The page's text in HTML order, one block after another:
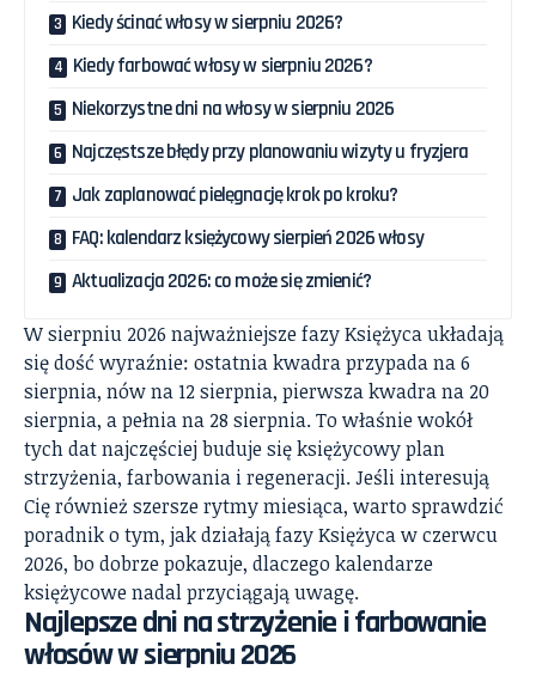
Kiedy ścinać włosy w sierpniu 2026?
Kiedy farbować włosy w sierpniu 2026?
Niekorzystne dni na włosy w sierpniu 2026
Najczęstsze błędy przy planowaniu wizyty u fryzjera
Jak zaplanować pielęgnację krok po kroku?
FAQ: kalendarz księżycowy sierpień 2026 włosy
Aktualizacja 2026: co może się zmienić?
W sierpniu 2026 najważniejsze fazy Księżyca układają
się dość wyraźnie: ostatnia kwadra przypada na 6
sierpnia, nów na 12 sierpnia, pierwsza kwadra na 20
sierpnia, a pełnia na 28 sierpnia. To właśnie wokół
tych dat najczęściej buduje się księżycowy plan
strzyżenia, farbowania i regeneracji. Jeśli interesują
Cię również szersze rytmy miesiąca, warto sprawdzić
poradnik o tym, jak działająfazy Księżyca w czerwcu
2026, bo dobrze pokazuje, dlaczego kalendarze
księżycowe nadal przyciągają uwagę.
Najlepsze dni na strzyżenie i farbowanie
włosów w sierpniu 2026